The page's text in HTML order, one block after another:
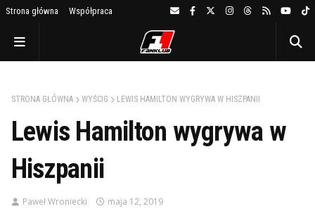
Strona główna Współpraca
STRONA GŁÓWNA WYŚCIG LEWIS HAMILTON WYGRYWA W HISZPANII
Lewis Hamilton wygrywa w
Hiszpanii
Paweł Wroniecki maja 12, 2019